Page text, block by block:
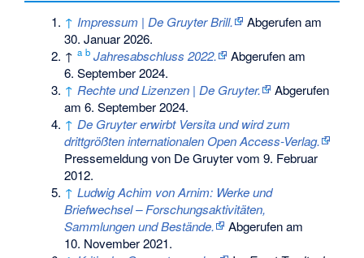
↑ Impressum | De Gruyter Brill.
Abgerufen am
30. Januar 2026.
↑a b Jahresabschluss 2022.
Abgerufen am
6. September 2024.
↑ Rechte und Lizenzen | De Gruyter.
Abgerufen
am 6. September 2024.
↑ De Gruyter erwirbt Versita und wird zum
drittgrößten internationalen Open Access-Verlag.
Pressemeldung von De Gruyter vom 9. Februar
2012.
↑ Ludwig Achim von Arnim: Werke und
Briefwechsel – Forschungsaktivitäten,
Sammlungen und Bestände.
Abgerufen am
10. November 2021.